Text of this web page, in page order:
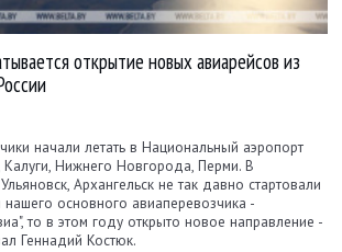
открытие новых авиарейсов из
начали летать в Национальный аэропорт
Нижнего Новгорода, Перми. В
Архангельск не так давно стартовали
нашего основного авиаперевозчика -
то в этом году открыто новое направление -
Геннадий Костюк.